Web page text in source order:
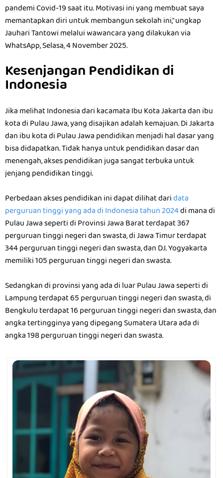
pandemi Covid-19 saat itu. Motivasi ini yang membuat saya
memantapkan diri untuk membangun sekolah ini," ungkap
Jauhari Tantowi melalui wawancara yang dilakukan via
WhatsApp, Selasa, 4 November 2025.
Kesenjangan Pendidikan di
Indonesia
Jika melihat Indonesia dari kacamata Ibu Kota Jakarta dan ibu
kota di Pulau Jawa, yang disajikan adalah kemajuan. Di Jakarta
dan ibu kota di Pulau Jawa pendidikan menjadi hal dasar yang
bisa didapatkan. Tidak hanya untuk pendidikan dasar dan
menengah, akses pendidikan juga sangat terbuka untuk
jenjang pendidikan tinggi.
Perbedaan akses pendidikan ini dapat dilihat daridata
perguruan tinggi yang ada di Indonesia tahun 2024di mana di
Pulau Jawa seperti di Provinsi Jawa Barat terdapat 367
perguruan tinggi negeri dan swasta, di Jawa Timur terdapat
344 perguruan tinggi negeri dan swasta, dan D.I. Yogyakarta
memiliki 105 perguruan tinggi negeri dan swasta.
Sedangkan di provinsi yang ada di luar Pulau Jawa seperti di
Lampung terdapat 65 perguruan tinggi negeri dan swasta, di
Bengkulu terdapat 16 perguruan tinggi negeri dan swasta, dan
angka tertingginya yang dipegang Sumatera Utara ada di
angka 198 perguruan tinggi negeri dan swasta.